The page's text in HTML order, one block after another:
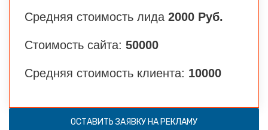
Средняя стоимость лида 2000 Руб.
Стоимость сайта: 50000
Средняя стоимость клиента: 10000
ОСТАВИТЬ ЗАЯВКУ НА РЕКЛАМУ